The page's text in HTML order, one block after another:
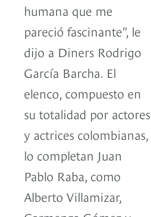
humana que me
pareció fascinante”, le
dijo a Diners Rodrigo
García Barcha. El
elenco, compuesto en
su totalidad por actores
y actrices colombianas,
lo completan Juan
Pablo Raba, como
Alberto Villamizar,